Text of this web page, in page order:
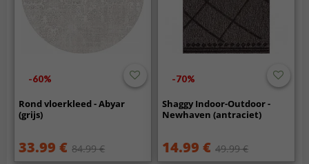
-60%
Rond vloerkleed - Abyar
(grijs)
33.99 € 84.99 €
-70%
Shaggy Indoor-Outdoor -
Newhaven (antraciet)
14.99 € 49.99 €